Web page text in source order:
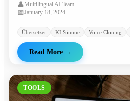
Sprachgenerierung.
👤Multilingual AI Team
📅January 18, 2024
Übersetzer KI Stimme Voice Cloning
Read More →
TOOLS